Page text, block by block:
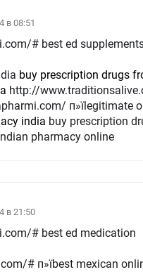
в 08:51
# best ed
buy prescription drugs
п»їlegitimate
india buy prescription
pharmacy online
в 21:50
# best ed medication
# п»їbest mexican